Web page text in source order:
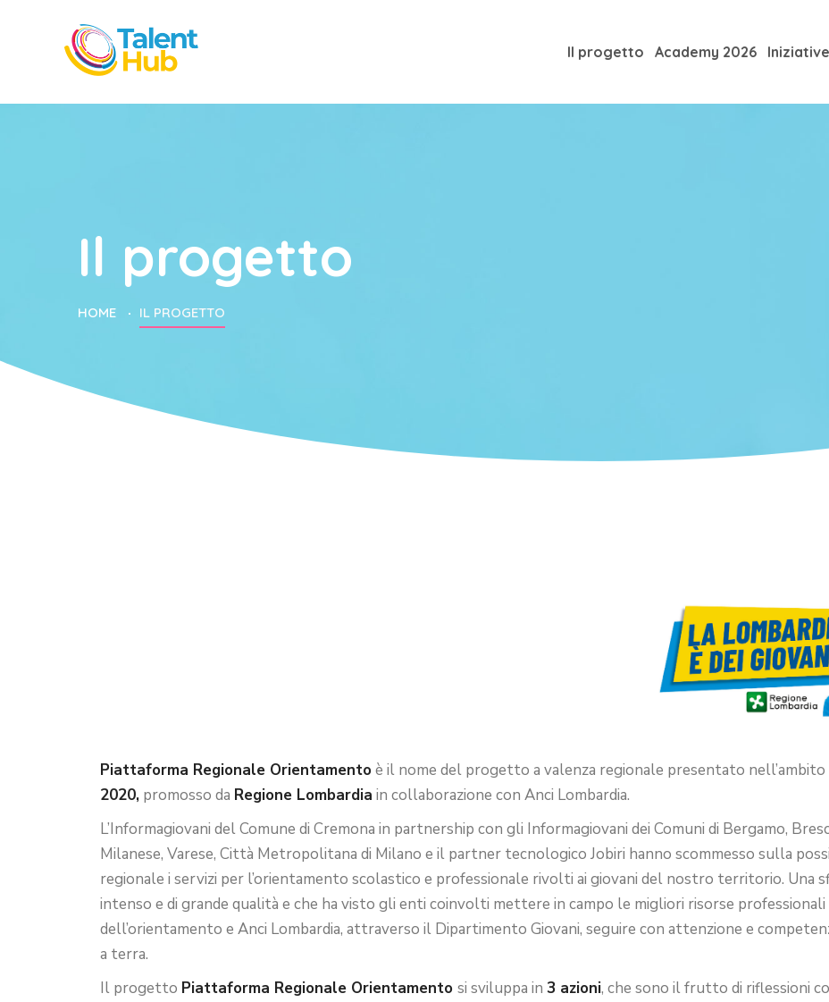
Il progetto Academy 2026
Il progetto
HOME IL PROGETTO
Piattaforma Regionale Orientamentoè il nome del progetto a valenza regionale presentato nell’ambito
2020, promosso da Regione Lombardia in collaborazione con Anci Lombardia.
L’Informagiovani del Comune di Cremona in partnership con gli Informagiovani dei Comuni di Bergamo,
Milanese, Varese, Città Metropolitana di Milano e il partner tecnologico Jobiri hanno scommesso sulla
regionale i servizi per l’orientamento scolastico e professionale rivolti ai giovani del nostro territorio. Una
intenso e di grande qualità e che ha visto gli enti coinvolti mettere in campo le migliori risorse professionali
dell’orientamento e Anci Lombardia, attraverso il Dipartimento Giovani, seguire con attenzione e
a terra.
Il progetto Piattaforma Regionale Orientamento si sviluppa in 3 azioni, che sono il frutto di riflessioni